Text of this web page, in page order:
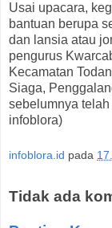
Usai upacara,
bantuan berupa
dan lansia atau
pengurus
Kecamatan
Siaga,
sebelumnya
infoblora)
infoblora.id pada
Tidak ada